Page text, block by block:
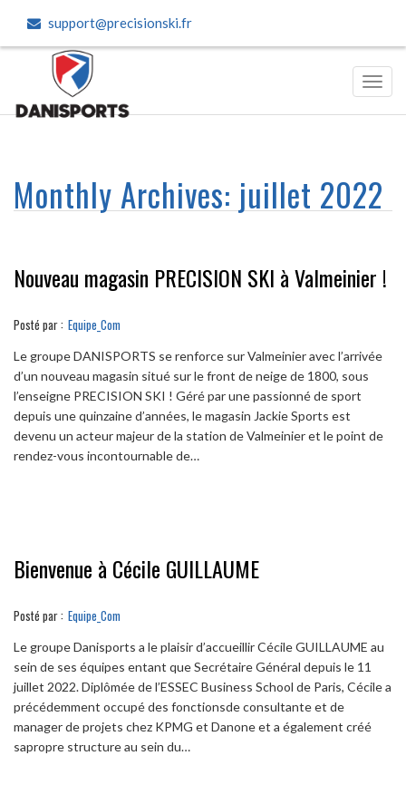
support@precisionski.fr
Monthly Archives: juillet 2022
Nouveau magasin PRECISION SKI à Valmeinier !
Posté par : Equipe_Com
Le groupe DANISPORTS se renforce sur Valmeinier avec l’arrivée
d’un nouveau magasin situé sur le front de neige de 1800, sous
l’enseigne PRECISION SKI ! Géré par une passionné de sport
depuis une quinzaine d’années, le magasin Jackie Sports est
devenu un acteur majeur de la station de Valmeinier et le point de
rendez-vous incontournable de…
Bienvenue à Cécile GUILLAUME
Posté par : Equipe_Com
Le groupe Danisports a le plaisir d’accueillir Cécile GUILLAUME au
sein de ses équipes entant que Secrétaire Général depuis le 11
juillet 2022. Diplômée de l’ESSEC Business School de Paris, Cécile a
précédemment occupé des fonctionsde consultante et de
manager de projets chez KPMG et Danone et a également créé
sapropre structure au sein du…